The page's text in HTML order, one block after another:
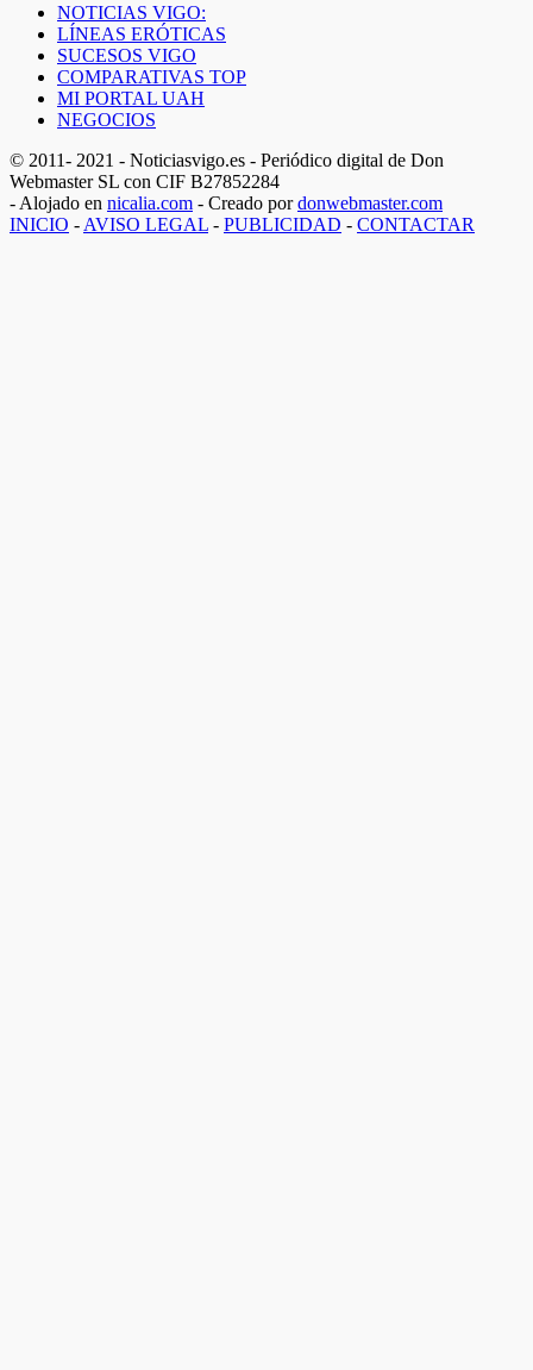
NOTICIAS VIGO:
LÍNEAS ERÓTICAS
SUCESOS VIGO
COMPARATIVAS TOP
MI PORTAL UAH
NEGOCIOS
© 2011- 2021 - Noticiasvigo.es - Periódico digital de Don
Webmaster SL con CIF B27852284
- Alojado en nicalia.com - Creado pordonwebmaster.com
INICIO - AVISO LEGAL - PUBLICIDAD - CONTACTAR